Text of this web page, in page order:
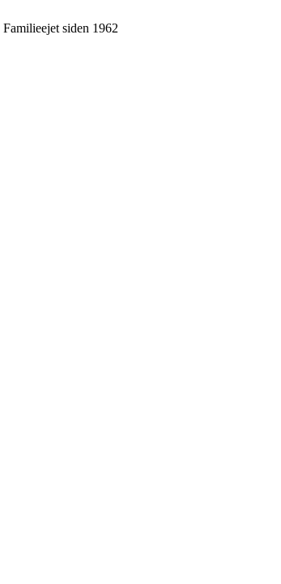
Familieejet siden 1962